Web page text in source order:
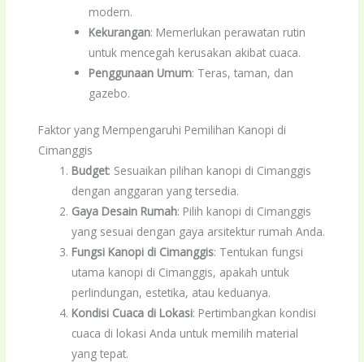
modern.
Kekurangan: Memerlukan perawatan rutin
untuk mencegah kerusakan akibat cuaca.
Penggunaan Umum: Teras, taman, dan
gazebo.
Faktor yang Mempengaruhi Pemilihan Kanopi di
Cimanggis
Budget: Sesuaikan pilihan kanopi di Cimanggis
dengan anggaran yang tersedia.
Gaya Desain Rumah: Pilih kanopi di Cimanggis
yang sesuai dengan gaya arsitektur rumah Anda.
Fungsi Kanopi di Cimanggis: Tentukan fungsi
utama kanopi di Cimanggis, apakah untuk
perlindungan, estetika, atau keduanya.
Kondisi Cuaca di Lokasi: Pertimbangkan kondisi
cuaca di lokasi Anda untuk memilih material
yang tepat.